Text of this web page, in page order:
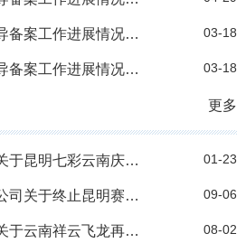
云南辖区拟上市企业辅导备案工作进展情况表（截至2026年2月28日） 03-18
云南辖区拟上市企业辅导备案工作进展情况表（截至2026年1月31日） 03-18
更多
安信证券股份有限公司关于昆明七彩云南庆沣祥茶业股份有限公司首次公开发行股票终止辅导工作报告 01-23
国泰君安证券股份有限公司关于终止昆明赛诺制药股份有限公司首次公开发行股票并上市辅导工作报告 09-06
兴业证券股份有限公司关于云南祥云飞龙再生科技股份有限公司首次公开发行股票终止辅导工作报告 08-02